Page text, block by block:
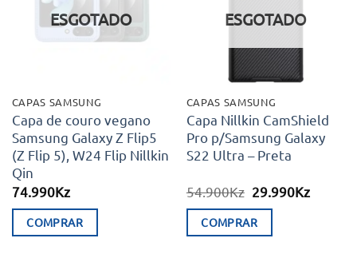
ESGOTADO
CAPAS SAMSUNG
Capa de couro vegano
Samsung Galaxy Z Flip5
(Z Flip 5), W24 Flip Nillkin
Qin
74.990Kz
COMPRAR
ESGOTADO
CAPAS SAMSUNG
Capa Nillkin CamShield
Pro p/Samsung Galaxy
S22 Ultra – Preta
54.900Kz O
original
era:
29.990KzO
COMPRAR